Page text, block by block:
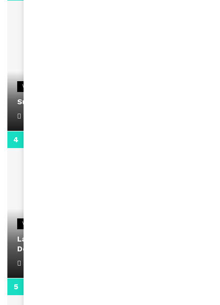
VIDEOS
Support Black Business Wee-kend
VIDEOS
La rubrique santé speciale coronavirus du
Docteur Makanda